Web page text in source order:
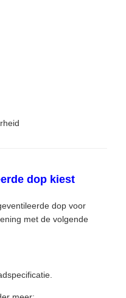
dop kiest
dop voor
met de volgende